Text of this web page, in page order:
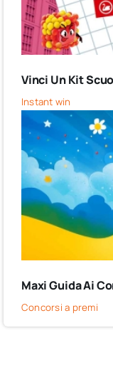
Vinci Un Kit
Instant win
Maxi Guida Ai
Concorsi a premi